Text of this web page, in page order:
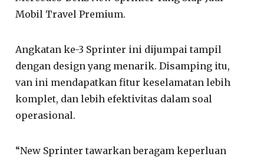
Mobil Travel Premium.
Angkatan ke-3 Sprinter ini dijumpai tampil
dengan design yang menarik. Disamping itu,
van ini mendapatkan fitur keselamatan lebih
komplet, dan lebih efektivitas dalam soal
operasional.
“New Sprinter tawarkan beragam keperluan